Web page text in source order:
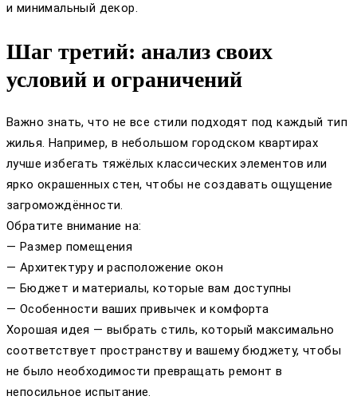
и минимальный декор.
Шаг третий: анализ своих
условий и ограничений
Важно знать, что не все стили подходят под каждый тип
жилья. Например, в небольшом городском квартирах
лучше избегать тяжёлых классических элементов или
ярко окрашенных стен, чтобы не создавать ощущение
загромождённости.
Обратите внимание на:
— Размер помещения
— Архитектуру и расположение окон
— Бюджет и материалы, которые вам доступны
— Особенности ваших привычек и комфорта
Хорошая идея — выбрать стиль, который максимально
соответствует пространству и вашему бюджету, чтобы
не было необходимости превращать ремонт в
непосильное испытание.